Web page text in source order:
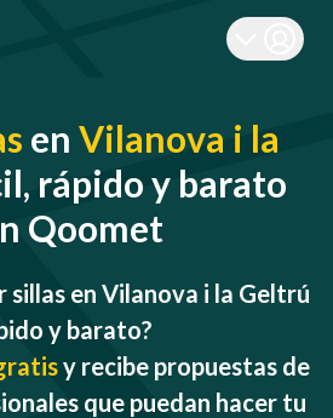
en Vilanova i la
rápido y barato
Qoomet
sillas en Vilanova i la Geltrú
y barato?
y recibe propuestas de
que puedan hacer tu